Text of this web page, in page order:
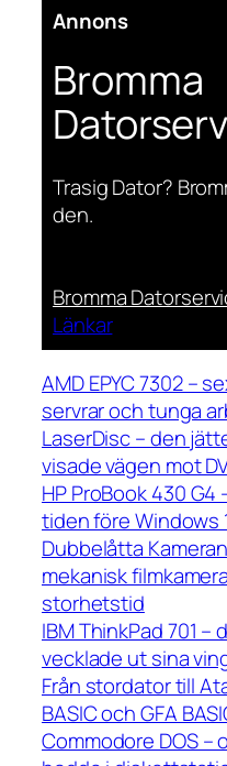
Annons
Bromma
Trasig Dator?
den.
Bromma
Länkar
AMD EPYC 7302 –
servrar och tunga
LaserDisc – den
visade vägen mot
HP ProBook 430
tiden före Windows
Dubbelåtta
mekanisk
storhetstid
IBM ThinkPad 701
vecklade ut sina
Från stordator till
BASIC och GFA
Commodore DOS